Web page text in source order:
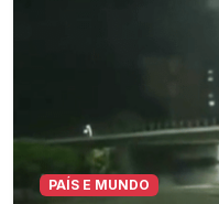
PAÍS E MUNDO